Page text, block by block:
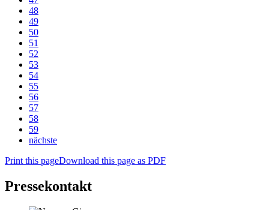
48
49
50
51
52
53
54
55
56
57
58
59
nächste
Print this pageDownload this page as PDF
Pressekontakt